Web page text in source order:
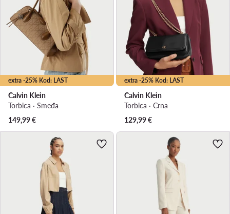
extra -25% Kod: LAST
Calvin Klein
Torbica · Smeđa
149,99€
extra -25% Kod: LAST
Calvin Klein
Torbica · Crna
129,99€